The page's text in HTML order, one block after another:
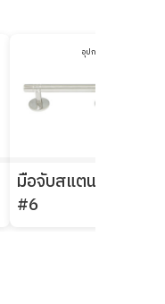
อุปกรณ์อื่น ๆ
มือจับสแตนเลส
#6